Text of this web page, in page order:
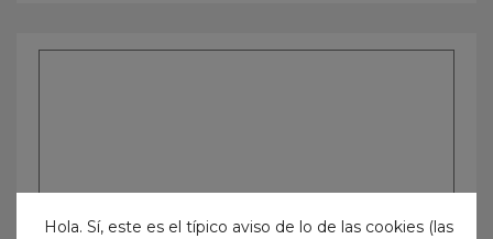
Hola. Sí, este es el típico aviso de lo de las cookies (las